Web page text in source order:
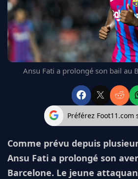
FC BARCELONE
MANCHESTER UNITED
CHELSEA
ARSENAL
BAYERN
L'AVIS DE LA RÉDAC'
Ansu Fati a prolongé son bail au
Préférez Foot11.com
Comme prévu depuis
Ansu Fati a prolongé son
Barcelone. Le jeune